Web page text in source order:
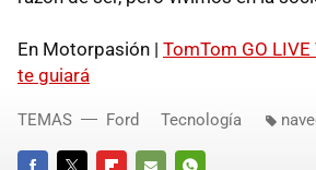
En Motorpasión | TomTom GO LIVE
te guiará
TEMAS Ford Tecnología